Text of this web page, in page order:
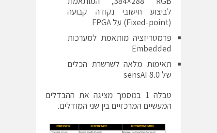
לביצוע חישובי נקודה קבועה
(Fixed-point) על FPGA
פרמטריזציה מותאמת למערכות
Embedded
תאימות מלאה לשרשרת הכלים
של sensAI 8.0
טבלה 1 במסמך מציגה את ההבדלים
המעשיים המרכזיים בין שני המודלים.